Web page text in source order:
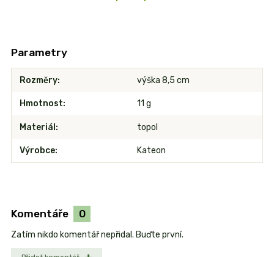
Parametry
Rozměry výška 8,5 cm
Hmotnost 11 g
Materiál topol
Výrobce Kateon
Komentáře 0
Zatím nikdo komentář nepřidal. Buďte první.